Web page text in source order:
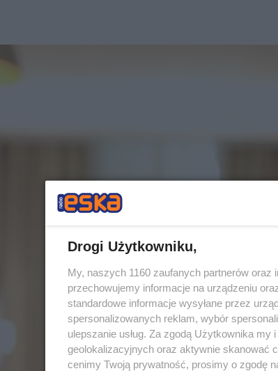
Drogi Użytkowniku,
My, naszych 1160 zaufanych partnerów
przechowujemy informacje na urządzeniu
standardowe informacje wysyłane przez
spersonalizowanych reklam, wybór
ulepszanie usług. Za zgodą Użytkownika
geolokalizacyjnych oraz aktywnie skanować
cenimy Twoją prywatność, prosimy o zgodę